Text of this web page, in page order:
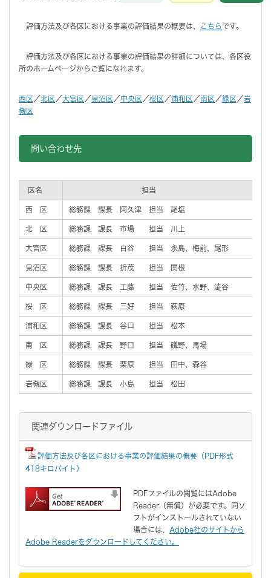
評価方法及び各区における事業の評価結果の概要は、 こちら です。
評価方法及び各区における事業の評価結果の詳細については、各区役
所のホームページからご覧になれます。
西区 ／北区 ／大宮区 ／ 見沼区 ／中央区 ／桜区 ／浦和区 ／南区 ／緑区 ／岩
槻区
問い合わせ先
区名 担当
西 区 総務課 課長 阿久津 担当 尾塩
北 区 総務課 課長 市場 担当 川上
大宮区 総務課 課長 白谷 担当 永島、梅前、尾形
見沼区 総務課 課長 折茂 担当 関根
中央区 総務課 課長 工藤 担当 佐竹、水野、澁谷
桜 区 総務課 課長 三好 担当 萩原
浦和区 総務課 課長 谷口 担当 松本
南 区 総務課 課長 野口 担当 礒野、馬場
緑 区 総務課 課長 栗原 担当 田中、森谷
岩槻区 総務課 課長 小島 担当 松田
関連ダウンロードファイル
評価方法及び各区における事業の評価結果の概要（PDF形式
418キロバイト）
PDFファイルの閲覧にはAdobe
Reader（無償）が必要です。同ソ
フトがインストールされていない
場合には、 Adobe社のサイトから
Adobe Readerをダウンロードしてください。